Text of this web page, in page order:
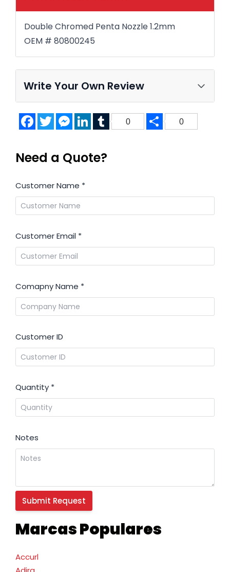
Marcas Populares
Accurl
Double Chromed Penta Nozzle 1.2mm
OEM # 80800245
Write Your Own Review
FacebookTwitterMessenger
LinkedInTumblr
0 Share
0
Need a Quote?
Customer Name *
Customer Email *
Comapny Name *
Customer ID
Quantity *
Notes